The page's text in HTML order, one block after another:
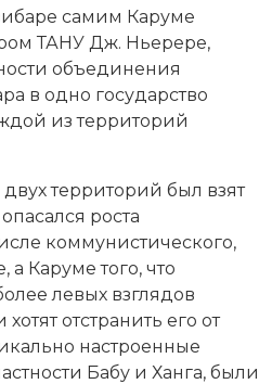
самим Каруме
ТАНУ Дж. Ньерере,
объединения
в одно государство
из территорий
территорий был взят
роста
коммунистического,
а Каруме того, что
левых взглядов
отстранить его от
настроенные
Бабу и Ханга, были